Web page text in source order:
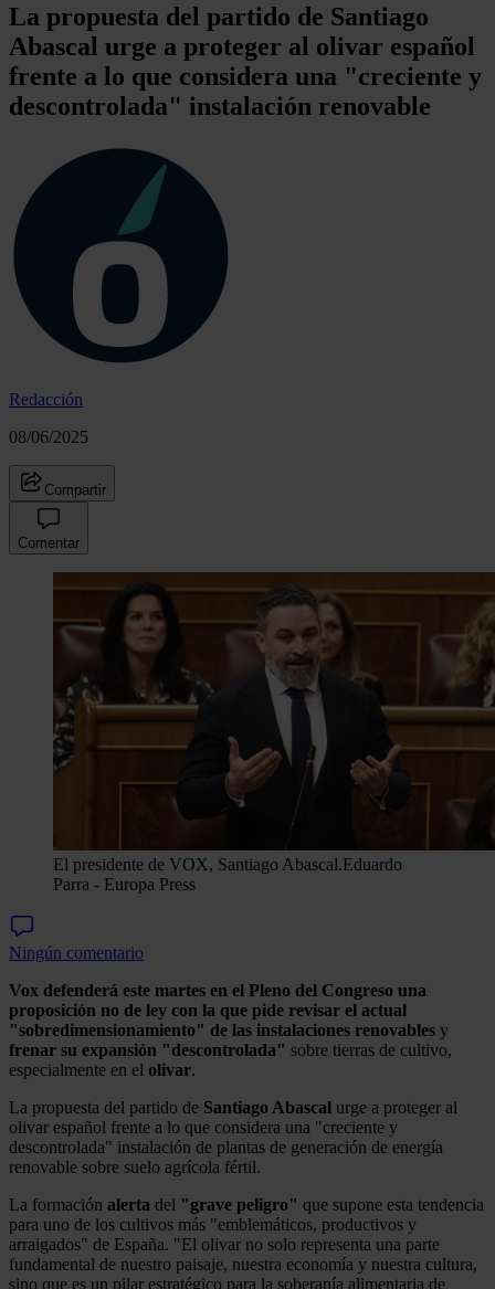
La propuesta del partido de Santiago
Abascal urge a proteger al olivar español
frente a lo que considera una "creciente y
descontrolada" instalación renovable
Redacción
08/06/2025
Compartir
Comentar
El presidente de VOX, Santiago Abascal.Eduardo
Parra - Europa Press
Ningún comentario
Vox defenderá este martes en el Pleno del Congreso una
proposición no de ley con la que pide revisar el actual
"sobredimensionamiento" de las instalaciones renovables y
frenar su expansión "descontrolada" sobre tierras de cultivo,
especialmente en el olivar.
La propuesta del partido de Santiago Abascal urge a proteger al
olivar español frente a lo que considera una "creciente y
descontrolada" instalación de plantas de generación de energía
renovable sobre suelo agrícola fértil.
La formación alerta del "grave peligro" que supone esta tendencia
para uno de los cultivos más "emblemáticos, productivos y
arraigados" de España. "El olivar no solo representa una parte
fundamental de nuestro paisaje, nuestra economía y nuestra cultura,
sino que es un pilar estratégico para la soberanía alimentaria de